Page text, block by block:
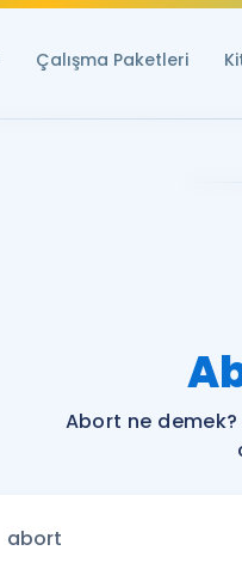
Çalışma Paketleri
Abort ne